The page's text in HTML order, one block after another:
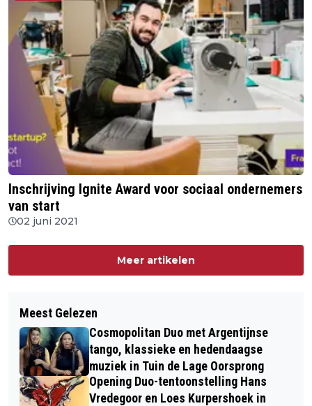
Inschrijving Ignite Award voor sociaal ondernemers
van start
02 juni 2021
Meer artikelen
Meest Gelezen
Cosmopolitan Duo met Argentijnse
tango, klassieke en hedendaagse
muziek in Tuin de Lage Oorsprong
Opening Duo-tentoonstelling Hans
Vredegoor en Loes Kurpershoek in